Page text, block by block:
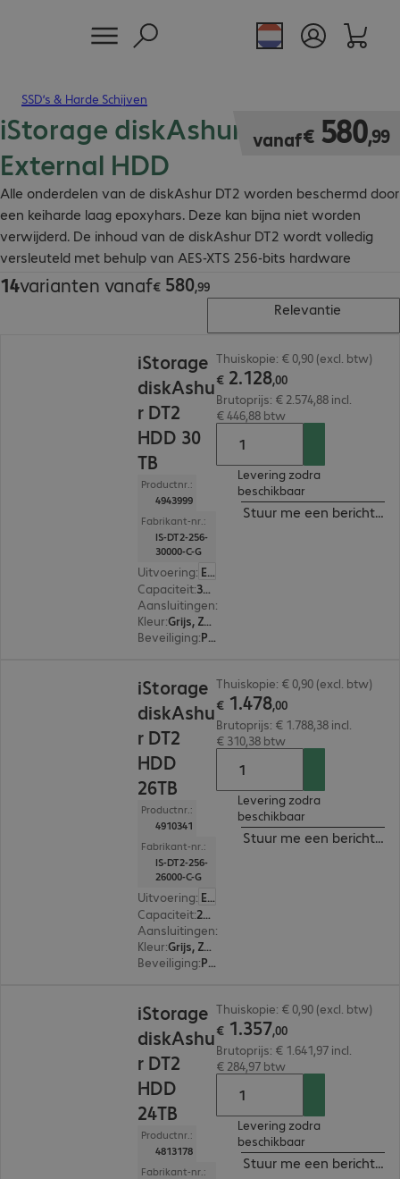
SSD’s & Harde Schijven
iStorage diskAshur DT2
External HDD
Alle onderdelen van de diskAshur DT2 worden beschermd door
een keiharde laag epoxyhars. Deze kan bijna niet worden
verwijderd. De inhoud van de diskAshur DT2 wordt volledig
versleuteld met behulp van AES-XTS 256-bits hardware
versleuteling.
vanaf€ 580,99
€ 580,99
14varianten vanaf€ 580,99
€ 580,99
Relevantie
iStorage
diskAshu
r DT2
HDD 30
TB
Productnr.:
4943999
Fabrikant-nr.:
IS-DT2-256-
30000-C-G
Uitvoering: Europa
Capaciteit: 30 TB
Aansluitingen:
Kleur:
Grijs, Zwart
Beveiliging: PIN-bescherming met alfanumeriek toetsenbord, 256-bit AES-XTS versleuteling, FIPS 140-2 Standard, FIPS 197 Standard
Thuiskopie: € 0,90 (excl. btw)
€ 2.128,00
Brutoprijs: € 2.574,88 incl.
€ 446,88 btw
Levering zodra
beschikbaar
Stuur me een bericht
iStorage
diskAshu
r DT2
HDD
26TB
Productnr.:
4910341
Fabrikant-nr.:
IS-DT2-256-
26000-C-G
Uitvoering: Europa
Capaciteit: 26 TB
Aansluitingen:
Kleur:
Grijs, Zwart
Beveiliging: PIN-bescherming met alfanumeriek toetsenbord, 256-bit AES-XTS versleuteling, FIPS 140-2 Standard, FIPS 197 Standard
Thuiskopie: € 0,90 (excl. btw)
€ 1.478,00
Brutoprijs: € 1.788,38 incl.
€ 310,38 btw
Levering zodra
beschikbaar
Stuur me een bericht
iStorage
diskAshu
r DT2
HDD
24TB
Productnr.:
4813178
Fabrikant-nr.:
Thuiskopie: € 0,90 (excl. btw)
€ 1.357,00
Brutoprijs: € 1.641,97 incl.
€ 284,97 btw
Levering zodra
beschikbaar
Stuur me een bericht